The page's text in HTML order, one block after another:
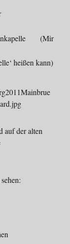
(Mir
heißen kann)
auf der alten